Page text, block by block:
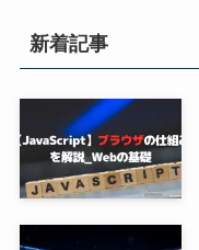
新着記事